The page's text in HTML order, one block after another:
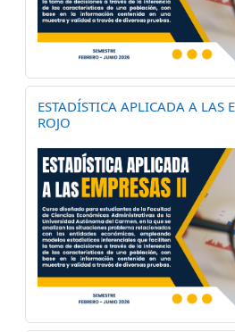
ESTADÍSTICA APLICADA A LAS
ROJO